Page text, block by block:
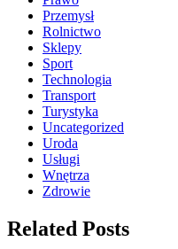
Przemysł
Rolnictwo
Sklepy
Sport
Technologia
Transport
Turystyka
Uncategorized
Uroda
Usługi
Wnętrza
Zdrowie
Related Posts